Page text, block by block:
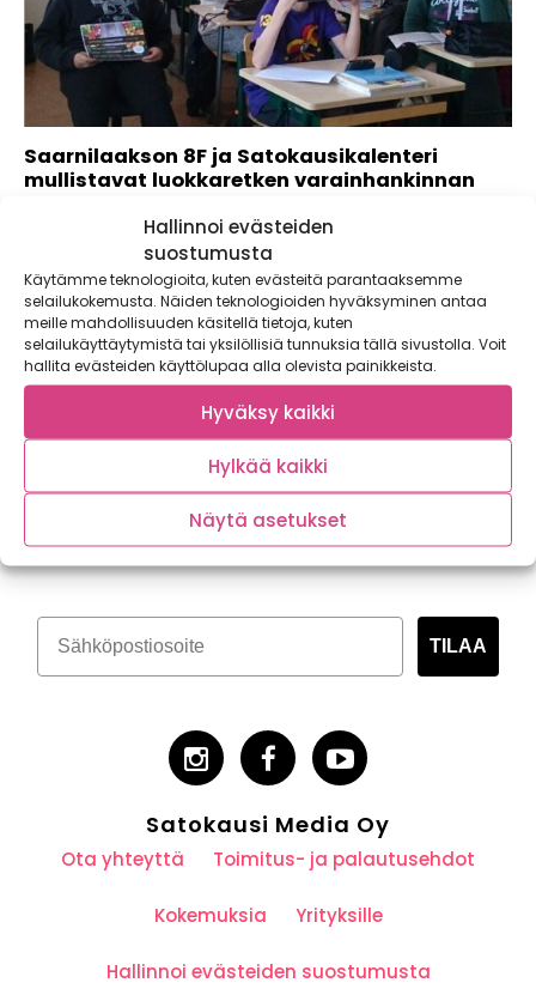
Hallinnoi evästeiden
suostumusta
Käytämme teknologioita, kuten evästeitä parantaaksemme
selailukokemusta. Näiden teknologioiden hyväksyminen antaa
meille mahdollisuuden käsitellä tietoja, kuten
selailukäyttäytymistä tai yksilöllisiä tunnuksia tällä sivustolla. Voit
hallita evästeiden käyttölupaa alla olevista painikkeista.
Hyväksy kaikki
Hylkää kaikki
Näytä asetukset
Saarnilaakson 8F ja Satokausikalenteri
mullistavat luokkaretken varainhankinnan
Perinteinen ovelta ovelle kaupustelu herättää tunteita.
Keksit ja suklaat ovat tuttua tavaraa luokkaretken tai...
Tilaa kasvispitoinen uutiskirje
TILAA
Satokausi Media Oy
Ota yhteyttä Toimitus- ja palautusehdot
Kokemuksia Yrityksille
Hallinnoi evästeiden suostumusta